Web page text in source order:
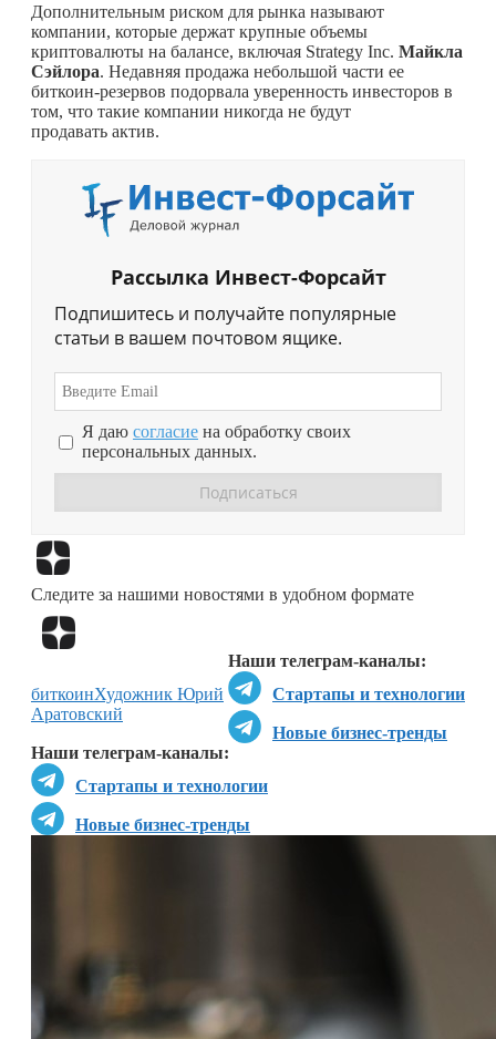
Дополнительным риском для рынка называют
компании, которые держат крупные объемы
криптовалюты на балансе, включая Strategy Inc. Майкла
Сэйлора. Недавняя продажа небольшой части ее
биткоин-резервов подорвала уверенность инвесторов в
том, что такие компании никогда не будут
продавать актив.
Рассылка Инвест-Форсайт
Подпишитесь и получайте популярные
статьи в вашем почтовом ящике.
Я даю согласие на обработку своих
персональных данных.
Следите за нашими новостями в удобном формате
Наши телеграм-каналы:
Стартапы и технологии
Новые бизнес-тренды
Наши телеграм-каналы:
Стартапы и технологии
Новые бизнес-тренды
биткоинХудожник Юрий
Аратовский